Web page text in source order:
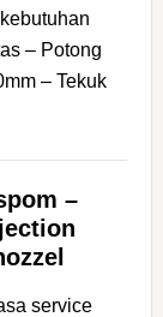
– Potong
– Tekuk
–
service